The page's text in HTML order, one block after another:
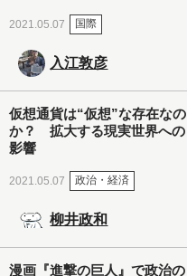
2021.05.07 国際
入江敦彦
仮想通貨は“仮想”な存在なの
か？ 拡大する現実世界への
影響
2021.05.07 政治・経済
柳井政和
漫画『進撃の巨人』で政治の